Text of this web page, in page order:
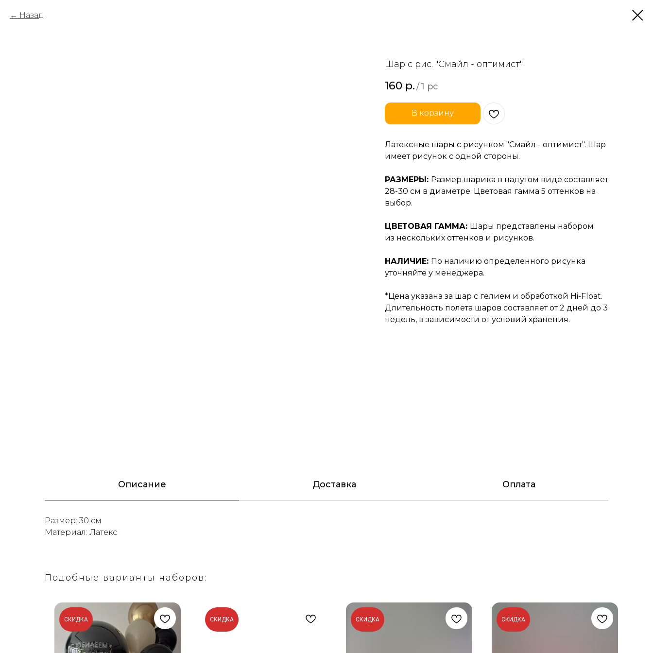
Назад
Шар с рис. "Смайл - оптимист"
160 р./1 pc
В корзину
Латексные шары с рисунком "Смайл - оптимист". Шар
имеет рисунок с одной стороны.
РАЗМЕРЫ: Размер шарика в надутом виде составляет
28-30 см в диаметре. Цветовая гамма 5 оттенков на
выбор.
ЦВЕТОВАЯ ГАММА: Шары представлены набором
из нескольких оттенков и рисунков.
НАЛИЧИЕ: По наличию определенного рисунка
уточняйте у менеджера.
*Цена указана за шар с гелием и обработкой Hi-Float.
Длительность полета шаров составляет от 2 дней до 3
недель, в зависимости от условий хранения.
Описание Доставка Оплата
Размер: 30 см
Материал: Латекс
Подобные варианты наборов:
СКИДКА СКИДКА СКИДКА СКИДКА